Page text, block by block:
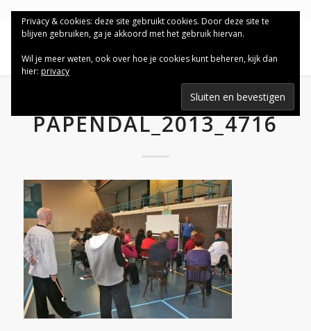
PAPENDAL_2013_4716
Privacy & cookies: deze site gebruikt cookies. Door deze site te
blijven gebruiken, ga je akkoord met het gebruik hiervan.
Wil je meer weten, ook over hoe je cookies kunt beheren, kijk dan
hier: privacy